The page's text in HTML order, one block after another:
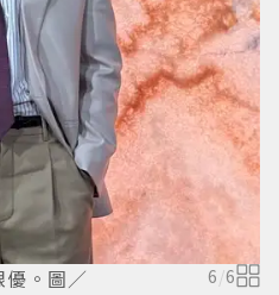
。圖／
6/6